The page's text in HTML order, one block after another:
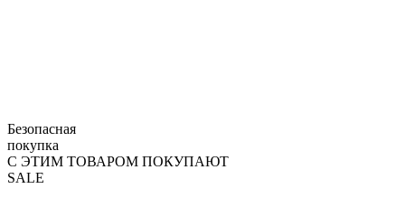
Безопасная
покупка
С ЭТИМ ТОВАРОМ ПОКУПАЮТ
SALE